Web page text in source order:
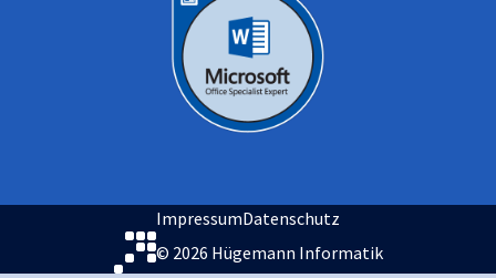
ImpressumDatenschutz
© 2026 Hügemann Informatik